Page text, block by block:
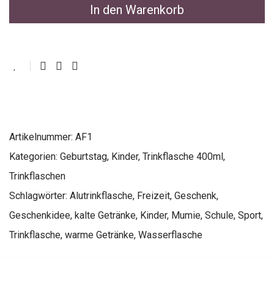
In den Warenkorb
Artikelnummer: AF1
Kategorien: Geburtstag, Kinder, Trinkflasche 400ml,
Trinkflaschen
Schlagwörter: Alutrinkflasche, Freizeit, Geschenk,
Geschenkidee, kalte Getränke, Kinder, Mumie, Schule, Sport,
Trinkflasche, warme Getränke, Wasserflasche